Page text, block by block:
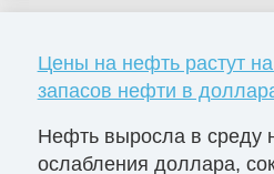
Цены на нефть растут
запасов нефти в
Нефть выросла в среду
ослабления доллара,